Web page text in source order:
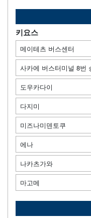
키요스
메이테츠 버스센터
사카에 버스터미널 8번
도우카다이
다지미
미즈나미덴토쿠
에나
나카츠가와
마고메